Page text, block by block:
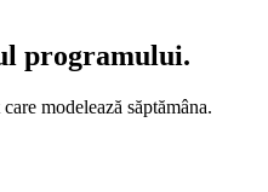
programului.
modelează săptămâna.